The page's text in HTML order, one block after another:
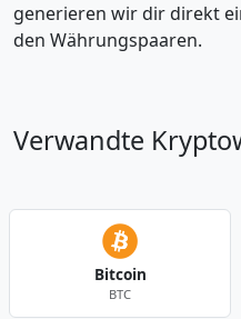
generieren wir dir direkt
den Währungspaaren.
Verwandte
Bitcoin
BTC